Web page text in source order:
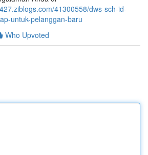
41300558/dws-sch-id-
untuk-pelanggan-baru
Who Upvoted